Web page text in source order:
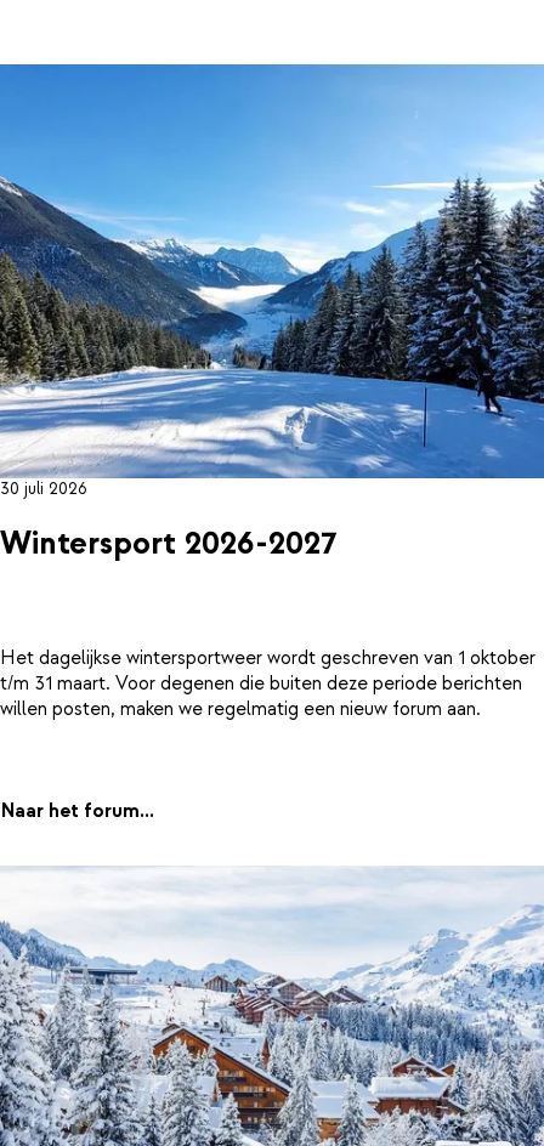
30 juli 2026
Wintersport 2026-2027
Het dagelijkse wintersportweer wordt geschreven van 1 oktober
t/m 31 maart. Voor degenen die buiten deze periode berichten
willen posten, maken we regelmatig een nieuw forum aan.
Naar het forum...